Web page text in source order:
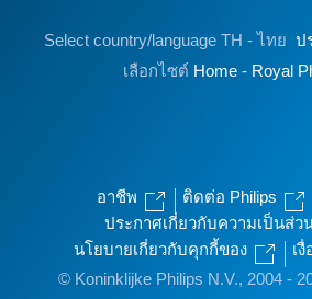
Select country/language TH - ไทย ป
เลือกไซต์ Home - Royal
อาชีพ ติดต่อ Philips
ประกาศเกี่ยวกับความเป็นส่ว
นโยบายเกี่ยวกับคุกกี้ของ
เ
© Koninklijke Philips N.V., 2004 -